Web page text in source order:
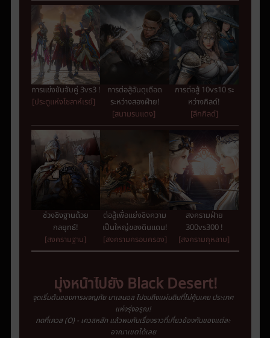
การแข่งขันจับคู่ 3vs3 !
[ประตูแห่งโซลาห์เรย์]
การต่อสู้อันดุเดือด
ระหว่างสองฝ่าย!
[สนามรบแดง]
การต่อสู้ 10vs10 ระ
หว่างกิลด์!
[ลีกกิลด์]
ช่วงชิงฐานด้วย
กลยุทธ์!
[สงครามฐาน]
ต่อสู้เพื่อแย่งชิงความ
เป็นใหญ่ของดินแดน!
[สงครามครอบครอง]
สงครามฝ่าย
300vs300 !
[สงครามกุหลาบ]
มุ่งหน้าไปยัง Black Desert!
จุดเริ่มต้นของการผจญภัยบาเลนอส ไปจนถึงแผ่นดินที่ไม่คุ้นเคย ประเทศ
แห่งรุ่งอรุณ!
กดที่เควส(O) - เควสหลัก แล้วพบกับเรื่องราวที่เกี่ยวข้องกันของแต่ละ
อาณาเขตได้เลย